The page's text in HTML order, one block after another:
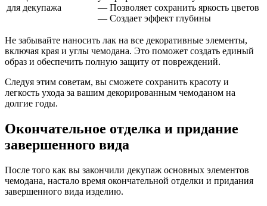
для декупажа
— Позволяет сохранить яркость цветов
— Создает эффект глубины
Не забывайте наносить лак на все декоративные элементы,
включая края и углы чемодана. Это поможет создать единый
образ и обеспечить полную защиту от повреждений.
Следуя этим советам, вы сможете сохранить красоту и
легкость ухода за вашим декорированным чемоданом на
долгие годы.
Окончательное отделка и придание
завершенного вида
После того как вы закончили декупаж основных элементов
чемодана, настало время окончательной отделки и придания
завершенного вида изделию.